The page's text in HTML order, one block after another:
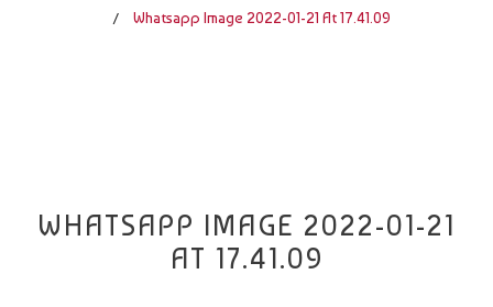
/ Whatsapp Image 2022-01-21 At 17.41.09
WHATSAPP IMAGE 2022-01-21
AT 17.41.09